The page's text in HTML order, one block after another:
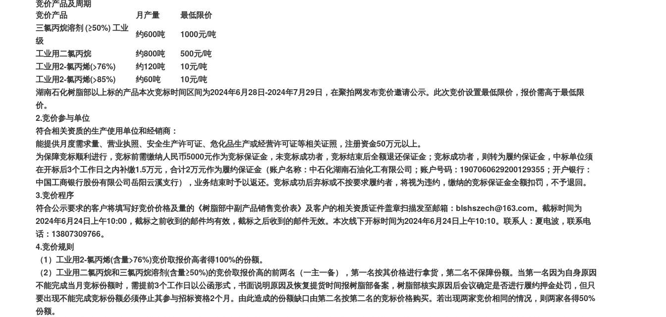
竞价产品及周期
竞价产品
月产量 最低限价
三氯丙烷溶剂 (≥50%) 工业
级
约600吨 1000元/吨
工业用二氯丙烷
约800吨 500元/吨
工业用2-氯丙烯(>76%)
约120吨 10元/吨
工业用2-氯丙烯(>85%)
约60吨 10元/吨
湖南石化树脂部以上标的产品本次竞标时间区间为2024年6月28日-2024年7月29日，在聚拍网发布竞价邀请公示。此次竞价设置最低限价， 报价需高于最低限
价。
2.竞价参与单位
符合相关资质的生产使用单位和经销商 ：
能提供月度需求量、营业执照、安全生产许可证、 危化品生产或经营许可证等相关证照，注册资金50万元以上。
为保障竞标顺利进行， 竞标前需缴纳人民币5000元作为竞标保证金，未竞标成功者 ，竞标结束后全额退还保证金；竞标成功者 ，则转为履约保证金，中标单位须
在开标后3个工作日之内补缴1.5万元，合计2万元作为履约保证金（账户名称：中石化湖南石油化工有限公司 ； 账户号码 ： 1907060629200129355； 开户银行：
中国工商银行股份有限公司岳阳云溪支行），业务结束时予以返还。竞标成功后弃标或不按要求履约者 ，将视为违约 ， 缴纳的竞标保证金全额扣罚 ， 不予退回。
3.竞价程序
符合公示要求的客户将填写好竞价价格及量的《树脂部中副产品销售竞价表》及客户的相关资质证件盖章扫描发至邮箱：blshszech@163.com。截标时间为
2024年6月24日上午10:00 ，截标之前收到的邮件均有效，截标之后收到的邮件无效。 本次线下开标时间为2024年6月24日上午10:10。联系人 ： 夏电波 ， 联系电
话：13807309766。
4.竞价规则
（1）工业用2-氯丙烯(含量>76%)竞价取报价高者得100%的份额。
（2）工业用二氯丙烷和三氯丙烷溶剂(含量≥50%)的竞价取报价高的前两名（一主一备），第一名按其价格进行拿货，第二名不保障份额。当第一名因为自身原因
不能完成当月竞标份额时，需提前3个工作日以公函形式，书面说明原因及恢复提货时间报树脂部备案 ， 树脂部核实原因后会议确定是否进行履约押金处罚 ，但只
要出现不能完成竞标份额必须停止其参与招标资格2个月。 由此造成的份额缺口由第二名按第二名的竞标价格购买。 若出现两家竞价相同的情况，则两家各得50%
份额。